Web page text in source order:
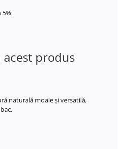
5%
produs
naturală moale și versatilă,